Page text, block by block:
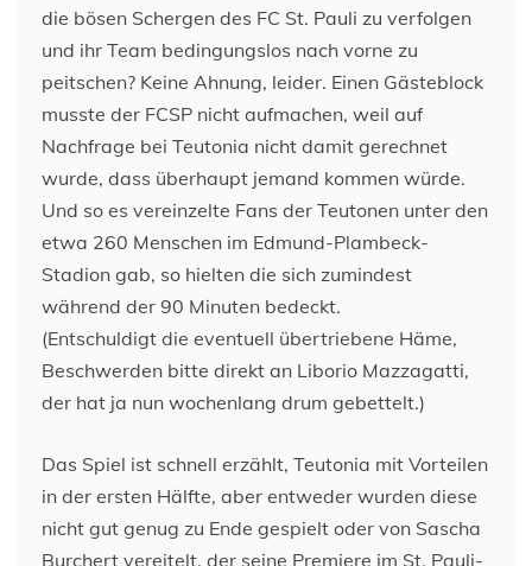
die bösen Schergen des FC St. Pauli zu verfolgen
und ihr Team bedingungslos nach vorne zu
peitschen? Keine Ahnung, leider. Einen Gästeblock
musste der FCSP nicht aufmachen, weil auf
Nachfrage bei Teutonia nicht damit gerechnet
wurde, dass überhaupt jemand kommen würde.
Und so es vereinzelte Fans der Teutonen unter den
etwa 260 Menschen im Edmund-Plambeck-
Stadion gab, so hielten die sich zumindest
während der 90 Minuten bedeckt.
(Entschuldigt die eventuell übertriebene Häme,
Beschwerden bitte direkt an Liborio Mazzagatti,
der hat ja nun wochenlang drum gebettelt.)
Das Spiel ist schnell erzählt, Teutonia mit Vorteilen
in der ersten Hälfte, aber entweder wurden diese
nicht gut genug zu Ende gespielt oder von Sascha
Burchert vereitelt, der seine Premiere im St. Pauli-